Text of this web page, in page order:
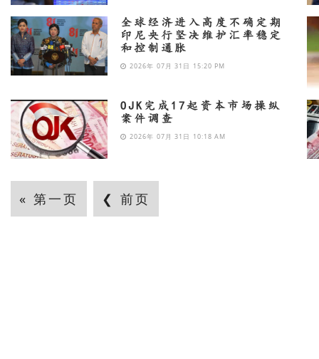
全球经济进入高度不确定期
印尼央行坚决维护汇率稳定
和控制通胀
2026年 07月 31日 15:20 PM
OJK完成17起资本市场操纵
案件调查
2026年 07月 31日 10:18 AM
« 第一页 ❮ 前页